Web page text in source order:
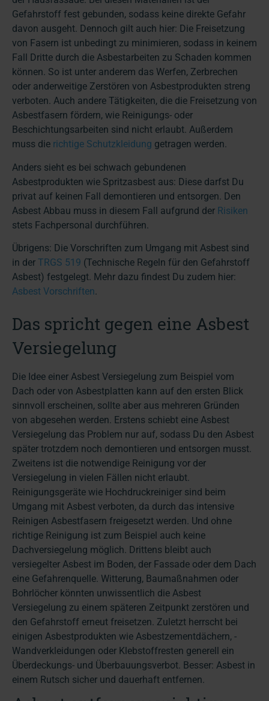
Gefahrstoff fest gebunden, sodass keine direkte Gefahr
davon ausgeht. Dennoch gilt auch hier: Die Freisetzung
von Fasern ist unbedingt zu minimieren, sodass in keinem
Fall Dritte durch die Asbestarbeiten zu Schaden kommen
können. So ist unter anderem das Werfen, Zerbrechen
oder anderweitige Zerstören von Asbestprodukten streng
verboten. Auch andere Tätigkeiten, die die Freisetzung von
Asbestfasern fördern, wie Reinigungs- oder
Beschichtungsarbeiten sind nicht erlaubt. Außerdem
muss die richtige Schutzkleidung getragen werden.
Anders sieht es bei schwach gebundenen
Asbestprodukten wie Spritzasbest aus: Diese darfst Du
privat auf keinen Fall demontieren und entsorgen. Den
Asbest Abbau muss in diesem Fall aufgrund der Risiken
stets Fachpersonal durchführen.
Übrigens: Die Vorschriften zum Umgang mit Asbest sind
in der TRGS 519 (Technische Regeln für den Gefahrstoff
Asbest) festgelegt. Mehr dazu findest Du zudem hier:
Asbest Vorschriften.
Das spricht gegen eine Asbest
Versiegelung
Die Idee einer Asbest Versiegelung zum Beispiel vom
Dach oder von Asbestplatten kann auf den ersten Blick
sinnvoll erscheinen, sollte aber aus mehreren Gründen
von abgesehen werden. Erstens schiebt eine Asbest
Versiegelung das Problem nur auf, sodass Du den Asbest
später trotzdem noch demontieren und entsorgen musst.
Zweitens ist die notwendige Reinigung vor der
Versiegelung in vielen Fällen nicht erlaubt.
Reinigungsgeräte wie Hochdruckreiniger sind beim
Umgang mit Asbest verboten, da durch das intensive
Reinigen Asbestfasern freigesetzt werden. Und ohne
richtige Reinigung ist zum Beispiel auch keine
Dachversiegelung möglich. Drittens bleibt auch
versiegelter Asbest im Boden, der Fassade oder dem Dach
eine Gefahrenquelle. Witterung, Baumaßnahmen oder
Bohrlöcher könnten unwissentlich die Asbest
Versiegelung zu einem späteren Zeitpunkt zerstören und
den Gefahrstoff erneut freisetzen. Zuletzt herrscht bei
einigen Asbestprodukten wie Asbestzementdächern, -
Wandverkleidungen oder Klebstoffresten generell ein
Überdeckungs- und Überbauungsverbot. Besser: Asbest in
einem Rutsch sicher und dauerhaft entfernen.